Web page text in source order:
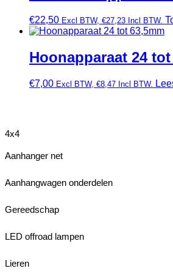
€22,50 Excl BTW, €27,23 Incl BTW.
Hoonapparaat 24 tot
€7,00 Excl BTW, €8,47 Incl BTW.
4x4
Aanhanger net
Aanhangwagen onderdelen
Gereedschap
LED offroad lampen
Lieren